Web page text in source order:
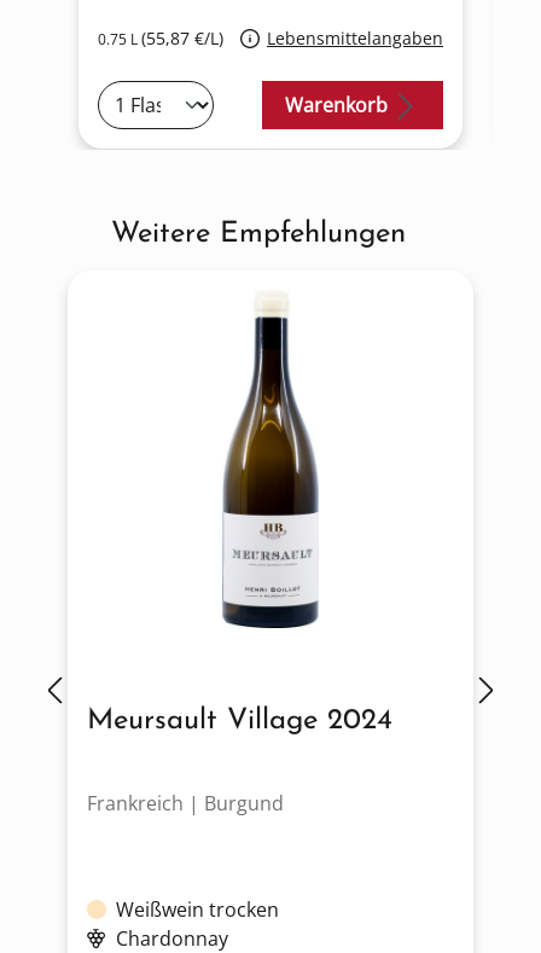
0.75 L(55,87 €/L) Lebensmittelangaben
Warenkorb
Produktgalerie überspringen
Weitere Empfehlungen
Meursault Village 2024
Frankreich | Burgund
Weißwein trocken
Chardonnay